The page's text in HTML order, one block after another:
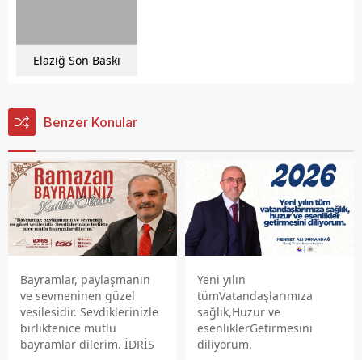
Elazığ Son Baskı
Benzer Konular
Bayramlar, paylaşmanın
ve sevmeninen güzel
vesilesidir. Sevdiklerinizle
birliktenice mutlu
bayramlar dilerim. İDRİS
Yeni yılın
tümVatandaşlarımıza
sağlık,Huzur ve
esenliklerGetirmesini
diliyorum.